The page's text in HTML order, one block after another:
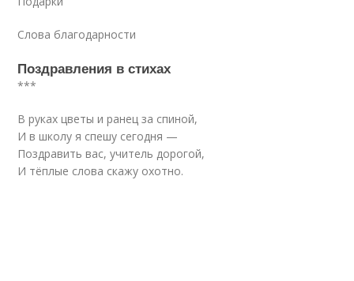
Слова благодарности
Поздравления в стихах
***
В руках цветы и ранец за спиной,
И в школу я спешу сегодня —
Поздравить вас, учитель дорогой,
И тёплые слова скажу охотно.